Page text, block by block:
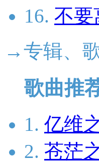
16. 不要
→专辑、
歌曲推
1. 亿维
2. 苍茫